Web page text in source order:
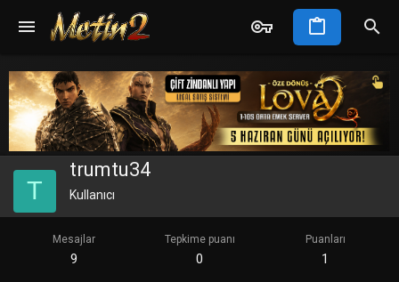
T
trumtu34
Kullanıcı
Mesajlar
9
Tepkime puanı
0
Puanları
1